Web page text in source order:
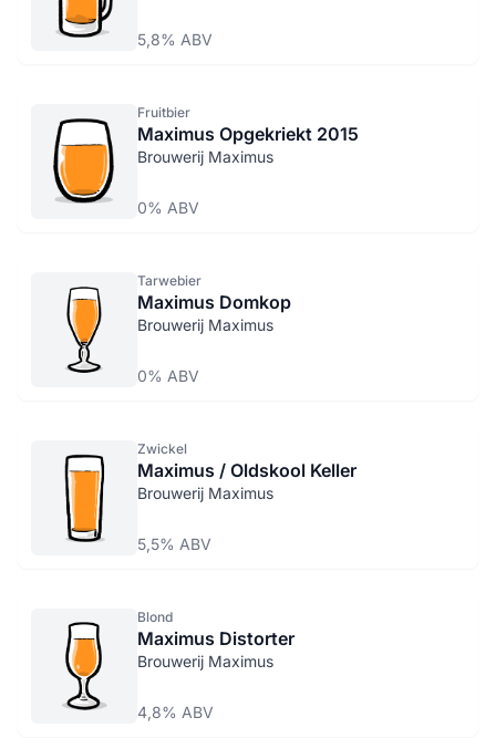
5,8% ABV
Fruitbier
Maximus Opgekriekt 2015
Brouwerij Maximus
0% ABV
Tarwebier
Maximus Domkop
Brouwerij Maximus
0% ABV
Zwickel
Maximus / Oldskool Keller
Brouwerij Maximus
5,5% ABV
Blond
Maximus Distorter
Brouwerij Maximus
4,8% ABV